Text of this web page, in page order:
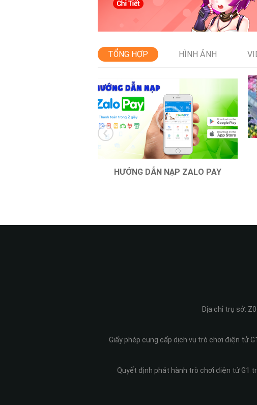
TỔNG HỢP HÌNH ẢNH
HƯỚNG DẪN NẠP ZALO PAY
Địa chỉ trụ sở:
Giấy phép cung cấp dịch vụ trò chơi điện tử
Quyết định phát hành trò chơi điện tử G1